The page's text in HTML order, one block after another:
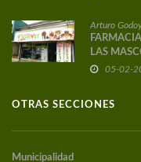
Arturo
LAS
05-02-
OTRAS SECCIONES
Municipalidad